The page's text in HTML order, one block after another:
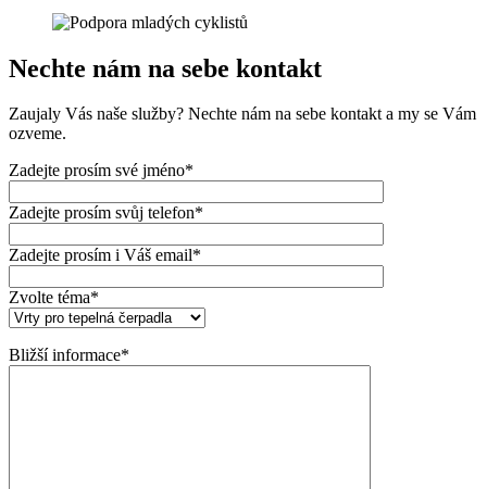
Nechte nám na sebe kontakt
Zaujaly Vás naše služby? Nechte nám na sebe kontakt a my se Vám
ozveme.
Zadejte prosím své jméno*
Zadejte prosím svůj telefon*
Zadejte prosím i Váš email*
Zvolte téma*
Bližší informace*